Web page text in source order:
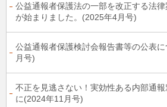
公益通報者保護法の一部を改正する法
が始まりました。(2025年4月号)
公益通報者保護検討会報告書等の公表
月号)
不正を見逃さない！実効性ある内部通
に(2024年11月号)